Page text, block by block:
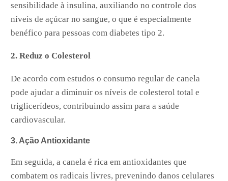
sensibilidade à insulina, auxiliando no controle dos
níveis de açúcar no sangue, o que é especialmente
benéfico para pessoas com diabetes tipo 2.
2. Reduz o Colesterol
De acordo com estudos o consumo regular de canela
pode ajudar a diminuir os níveis de colesterol total e
triglicerídeos, contribuindo assim para a saúde
cardiovascular.
3. Ação Antioxidante
Em seguida, a canela é rica em antioxidantes que
combatem os radicais livres, prevenindo danos celulares